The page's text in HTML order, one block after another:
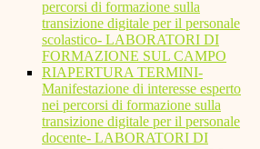
percorsi di formazione sulla
transizione digitale per il personale
scolastico- LABORATORI DI
FORMAZIONE SUL CAMPO
RIAPERTURA TERMINI-
Manifestazione di interesse esperto
nei percorsi di formazione sulla
transizione digitale per il personale
docente- LABORATORI DI